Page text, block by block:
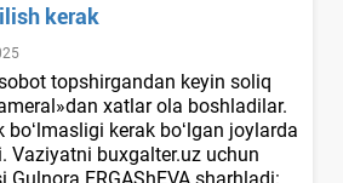
kerak
topshirgandan keyin soliq
хatlar ola boshladilar.
kerak boʻlgan joylarda
Vaziyatni buxgalter.uz uchun
ERGAShEVA sharhladi: